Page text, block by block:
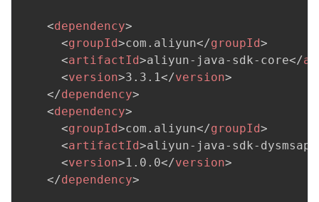
<dependency>
<groupId>com.aliyun</groupId>
<artifactId>aliyun-java-sdk-core</
<version>3.3.1</version>
</dependency>
<dependency>
<groupId>com.aliyun</groupId>
<artifactId>aliyun-java-sdk-dysmsapi
<version>1.0.0</version>
</dependency>